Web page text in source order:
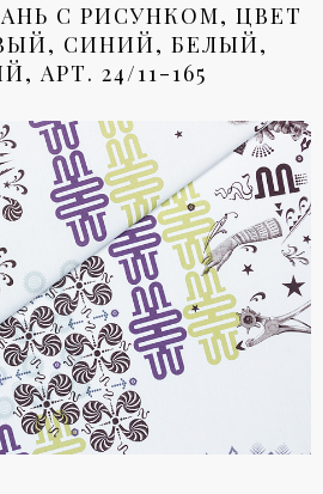
С РИСУНКОМ, ЦВЕТ
СИНИЙ, БЕЛЫЙ,
АРТ. 24/11-165
1 / 6